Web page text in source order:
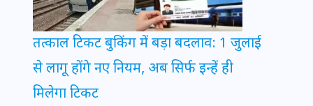
तत्काल टिकट बुकिंग में बड़ा बदलाव: 1 जुलाई
से लागू होंगे नए नियम, अब सिर्फ इन्हें ही
मिलेगा टिकट